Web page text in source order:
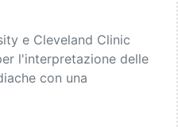
e Cleveland Clinic
l'interpretazione delle
con una